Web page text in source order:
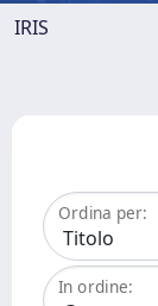
IRIS
Ordina per:
In ordine: